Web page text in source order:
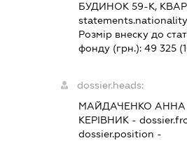
БУДИНОК 59-К,
Розмір внеску до
фонду (грн.):49 325
dossier.heads:
МАЙДАЧЕНКО АННА
КЕРІВНИК -
dossier.position -